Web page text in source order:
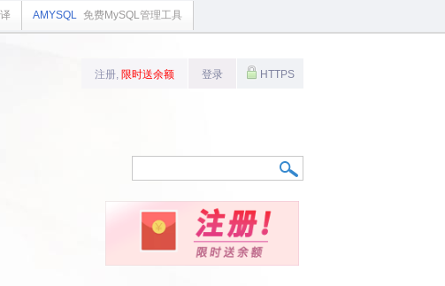
AMYSQL 免费MySQL管理工具
注册, 限时送余额 登录 HTTPS